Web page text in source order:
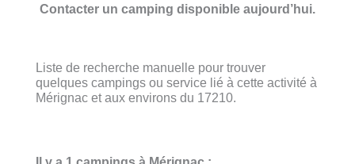
Contacter un camping disponible aujourd’hui.
Liste de recherche manuelle pour trouver
quelques campings ou service lié à cette activité à
Mérignac et aux environs du 17210.